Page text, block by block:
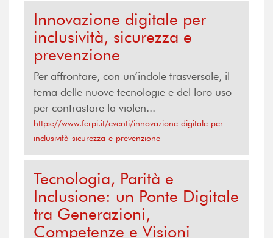
Innovazione digitale per
inclusività, sicurezza e
prevenzione
Per affrontare, con un’indole trasversale, il
tema delle nuove tecnologie e del loro uso
per contrastare la violen...
https://www.ferpi.it/eventi/innovazione-digitale-per-
inclusività-sicurezza-e-prevenzione
Tecnologia, Parità e
Inclusione: un Ponte Digitale
tra Generazioni,
Competenze e Visioni